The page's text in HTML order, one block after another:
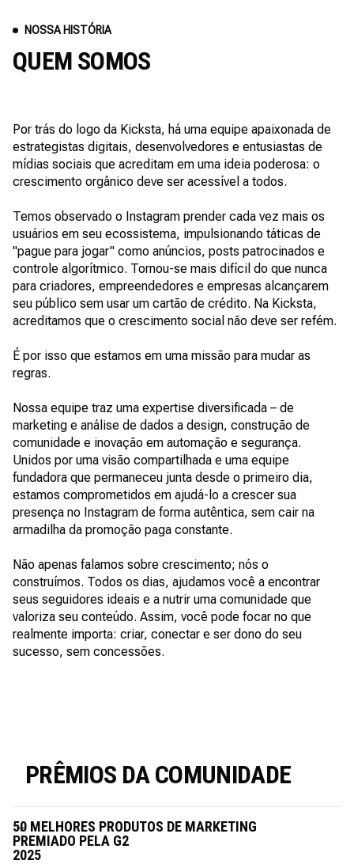
NOSSA HISTÓRIA
QUEM SOMOS
Por trás do logo da Kicksta, há uma equipe apaixonada de
estrategistas digitais, desenvolvedores e entusiastas de
mídias sociais que acreditam em uma ideia poderosa: o
crescimento orgânico deve ser acessível a todos.
Temos observado o Instagram prender cada vez mais os
usuários em seu ecossistema, impulsionando táticas de
"pague para jogar" como anúncios, posts patrocinados e
controle algorítmico. Tornou-se mais difícil do que nunca
para criadores, empreendedores e empresas alcançarem
seu público sem usar um cartão de crédito. Na Kicksta,
acreditamos que o crescimento social não deve ser refém.
É por isso que estamos em uma missão para mudar as
regras.
Nossa equipe traz uma expertise diversificada – de
marketing e análise de dados a design, construção de
comunidade e inovação em automação e segurança.
Unidos por uma visão compartilhada e uma equipe
fundadora que permaneceu junta desde o primeiro dia,
estamos comprometidos em ajudá-lo a crescer sua
presença no Instagram de forma autêntica, sem cair na
armadilha da promoção paga constante.
Não apenas falamos sobre crescimento; nós o
construímos. Todos os dias, ajudamos você a encontrar
seus seguidores ideais e a nutrir uma comunidade que
valoriza seu conteúdo. Assim, você pode focar no que
realmente importa: criar, conectar e ser dono do seu
sucesso, sem concessões.
PRÊMIOS DA COMUNIDADE
50 MELHORES PRODUTOS DE MARKETING
PREMIADO PELA G2
2025